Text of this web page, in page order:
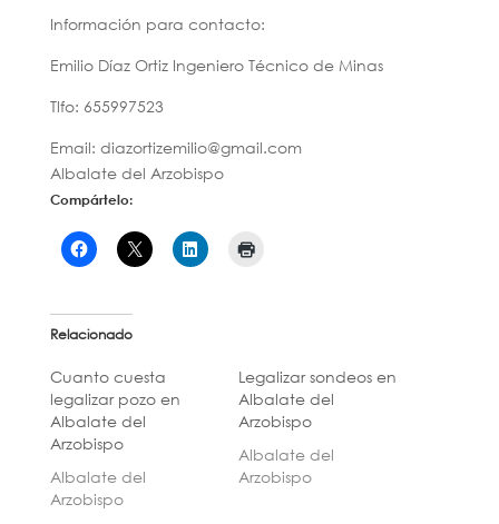
Información para contacto:
Emilio Díaz Ortiz Ingeniero Técnico de Minas
Tlfo: 655997523
Email: diazortizemilio@gmail.com
Albalate del Arzobispo
Compártelo:
Relacionado
Cuanto cuesta
legalizar pozo en
Albalate del
Arzobispo
Albalate del
Arzobispo
Legalizar sondeos en
Albalate del
Arzobispo
Albalate del
Arzobispo